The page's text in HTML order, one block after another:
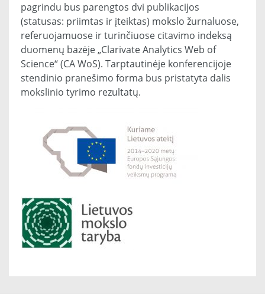
pagrindu bus parengtos dvi publikacijos
(statusas: priimtas ir įteiktas) mokslo žurnaluose,
referuojamuose ir turinčiuose citavimo indeksą
duomenų bazėje „Clarivate Analytics Web of
Science“ (CA WoS). Tarptautinėje konferencijoje
stendinio pranešimo forma bus pristatyta dalis
mokslinio tyrimo rezultatų.